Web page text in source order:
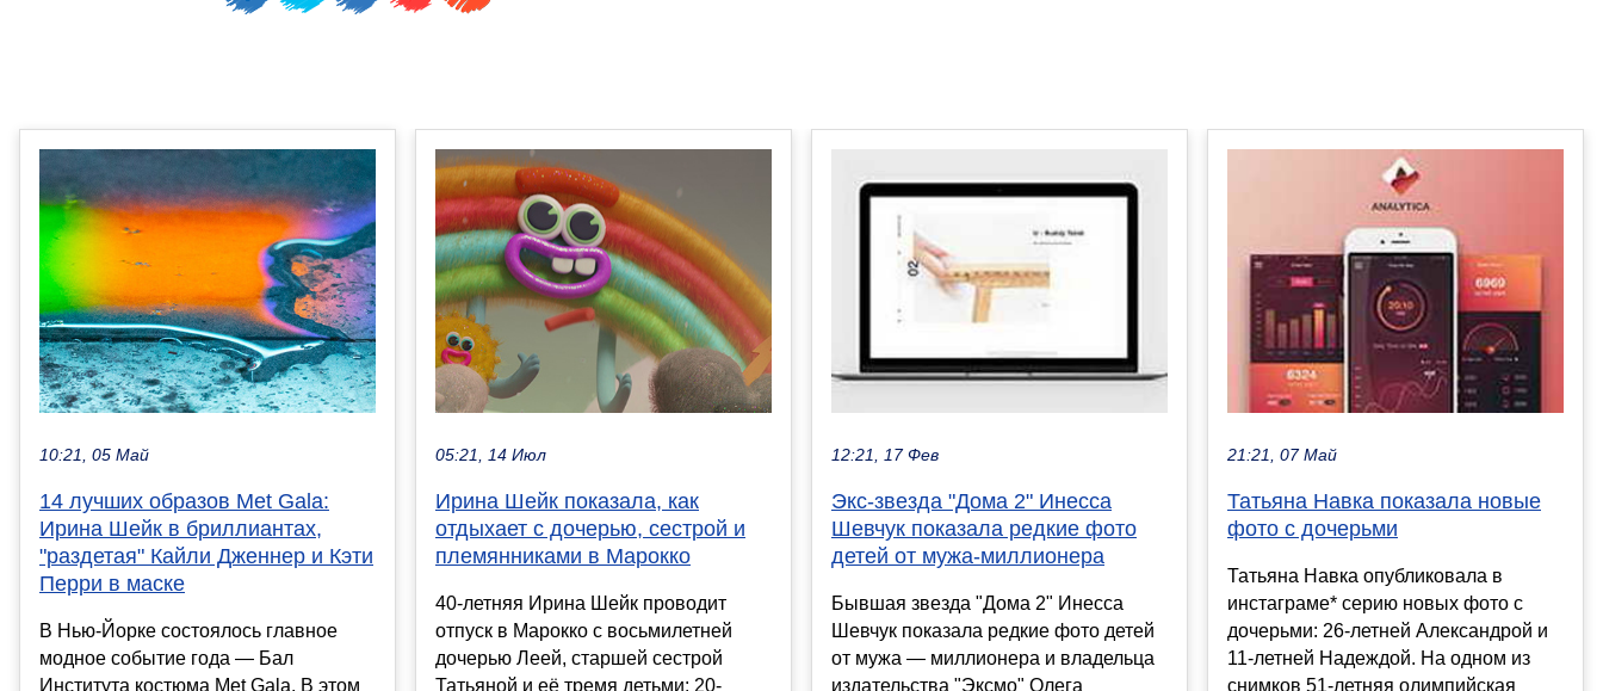
10:21, 05 Май
14 лучших образов Met Gala:
Ирина Шейк в бриллиантах,
"раздетая" Кайли Дженнер и Кэти
Перри в маске
В Нью-Йорке состоялось главное
модное событие года — Бал
Института костюма Met Gala. В этом
05:21, 14 Июл
Ирина Шейк показала, как
отдыхает с дочерью, сестрой и
племянниками в Марокко
40-летняя Ирина Шейк проводит
отпуск в Марокко с восьмилетней
дочерью Леей, старшей сестрой
Татьяной и её тремя детьми: 20-
12:21, 17 Фев
Экс-звезда "Дома 2" Инесса
Шевчук показала редкие фото
детей от мужа-миллионера
Бывшая звезда "Дома 2" Инесса
Шевчук показала редкие фото детей
от мужа — миллионера и владельца
издательства "Эксмо" Олега
21:21, 07 Май
Татьяна Навка показала новые
фото с дочерьми
Татьяна Навка опубликовала в
инстаграме* серию новых фото с
дочерьми: 26-летней Александрой и
11-летней Надеждой. На одном из
снимков 51-летняя олимпийская